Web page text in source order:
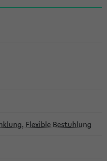
Flexible Bestuhlung